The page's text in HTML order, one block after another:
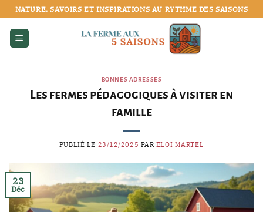
Passer
au
contenu
NATURE, SAVOIRS ET INSPIRATIONS AU RYTHME DES SAISONS
BONNES ADRESSES
Les fermes pédagogiques à visiter en
famille
PUBLIÉ LE 23/12/2025 PAR ELOI MARTEL
23
Déc